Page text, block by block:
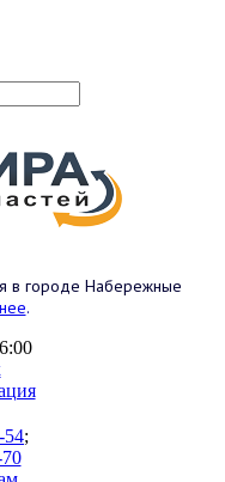
в городе Набережные
.
54;